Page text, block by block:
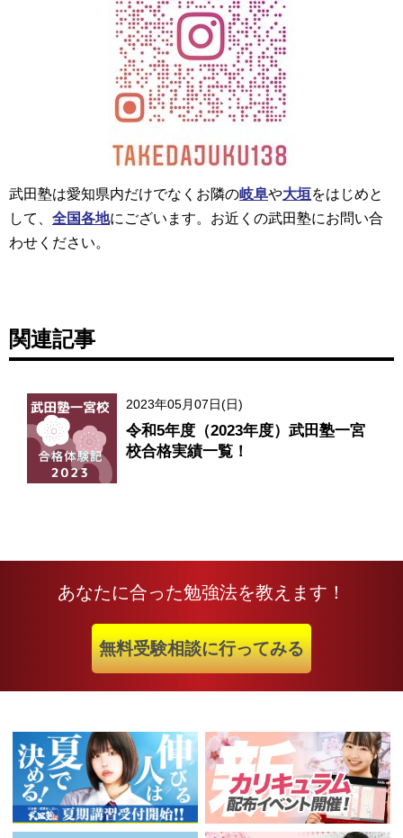
武田塾は愛知県内だけでなくお隣の岐阜や大垣をはじめと
して、 全国各地にございます。お近くの武田塾にお問い合
わせください。
関連記事
2023年05月07日(日)
令和5年度（2023年度）武田塾一宮
校合格実績一覧！
あなたに合った勉強法を教えます！
無料受験相談に行ってみる